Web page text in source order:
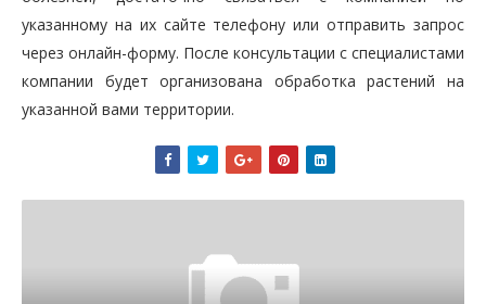
указанному на их сайте телефону или отправить запрос
через онлайн-форму. После консультации с специалистами
компании будет организована обработка растений на
указанной вами территории.